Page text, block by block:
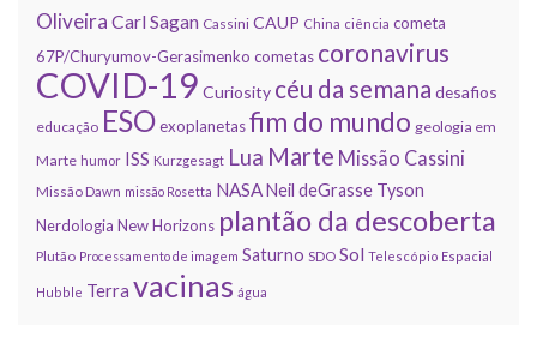
Oliveira Carl Sagan Cassini CAUP China ciência cometa
67P/Churyumov-Gerasimenko cometas coronavirus
COVID-19 Curiosity céu da semana desafios
educação ESOexoplanetasfim do mundo geologia em
Marte humor ISS Kurzgesagt Lua Marte Missão Cassini
Missão Dawn missão Rosetta NASANeil deGrasse Tyson
Nerdologia New Horizons plantão da descoberta
Plutão Processamento de imagem Saturno SDO Sol Telescópio Espacial
Hubble Terra vacinas água